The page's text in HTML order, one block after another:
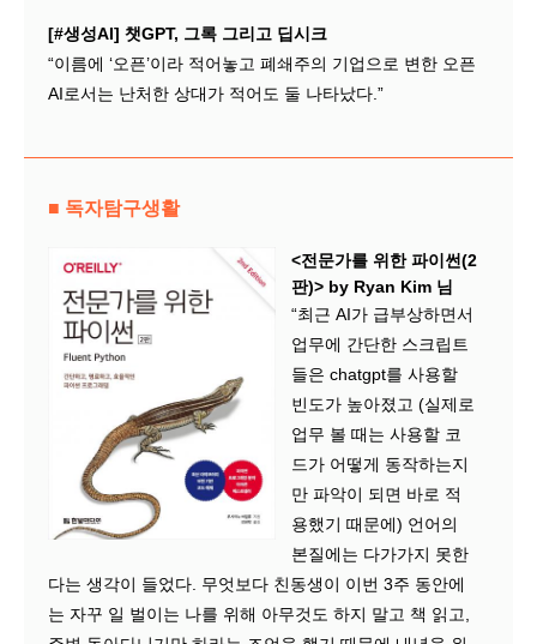
[#생성AI] 챗GPT, 그록 그리고 딥시크
“이름에 ‘오픈’이라 적어놓고 폐쇄주의 기업으로 변한 오픈
AI로서는 난처한 상대가 적어도 둘 나타났다.”
■ 독자탐구생활
<전문가를 위한 파이썬(2
판)> by Ryan Kim 님
“최근 AI가 급부상하면서
업무에 간단한 스크립트
들은 chatgpt를 사용할
빈도가 높아졌고 (실제로
업무 볼 때는 사용할 코
드가 어떻게 동작하는지
만 파악이 되면 바로 적
용했기 때문에) 언어의
본질에는 다가가지 못한
다는 생각이 들었다. 무엇보다 친동생이 이번 3주 동안에
는 자꾸 일 벌이는 나를 위해 아무것도 하지 말고 책 읽고,